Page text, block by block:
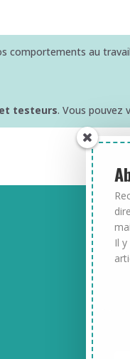
comportements au
testeurs. Vous pouvez
Il